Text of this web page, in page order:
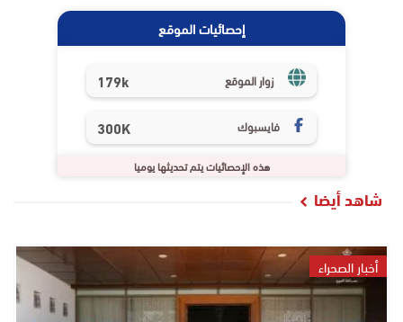
إحصائيات الموقع
زوار الموقع 179k
فايسبوك 300K
هذه الإحصائيات يتم تحديثها يوميا
شاهد أيضا
أخبار الصحراء